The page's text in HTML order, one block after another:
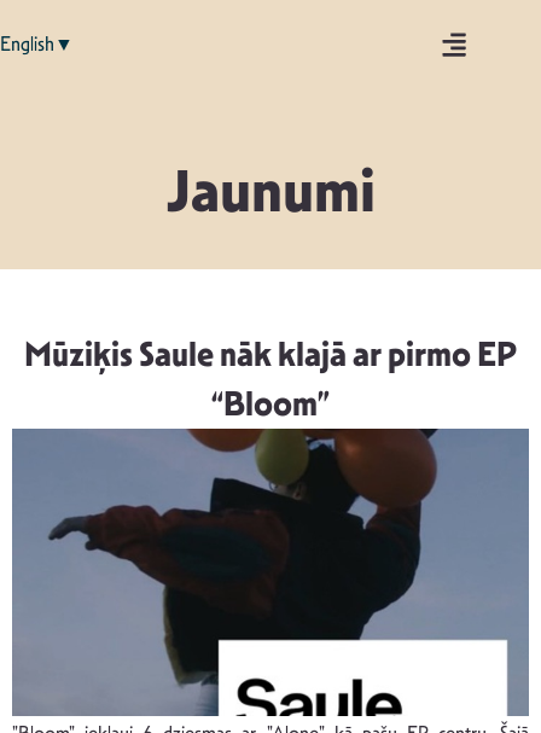
English▼
Jaunumi
Mūziķis Saule nāk klajā ar pirmo EP
“Bloom”